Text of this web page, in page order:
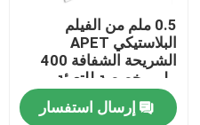
مراقبة الجودة
اتصل بنا
0.5 ملم من الفيلم
البلاستيكي APET
الشريحة الشفافة 400
ملم مخصصة للتعبئة
والتغليف
إرسال استفسار